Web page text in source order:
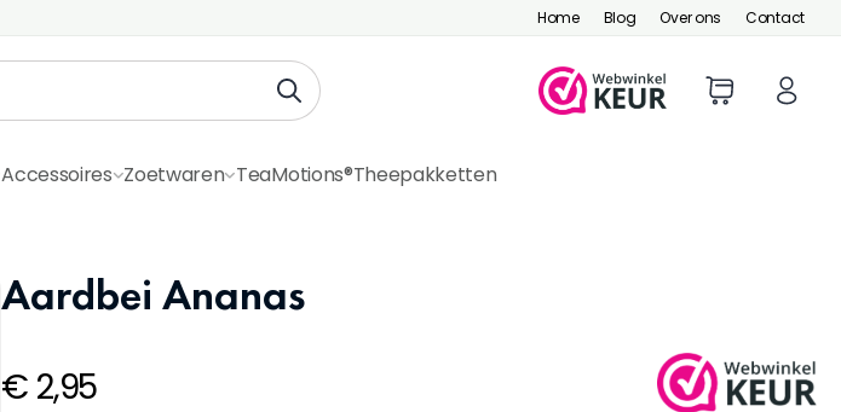
Home Blog Over ons Contact
Accessoires Zoetwaren TeaMotions®Theepakketten
Aardbei Ananas
€ 2,95